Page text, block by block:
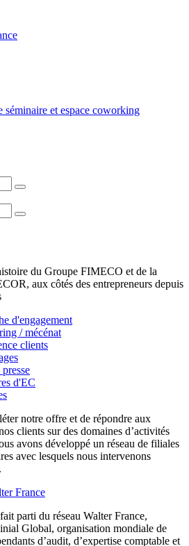
séminaire et espace coworking
du Groupe FIMECO et de la
aux côtés des entrepreneurs depuis
d'engagement
/ mécénat
clients
d'EC
notre offre et de répondre aux
clients sur des domaines d’activités
avons développé un réseau de filiales
avec lesquels nous intervenons
France
parti du réseau Walter France,
Global, organisation mondiale de
d’audit, d’expertise comptable et